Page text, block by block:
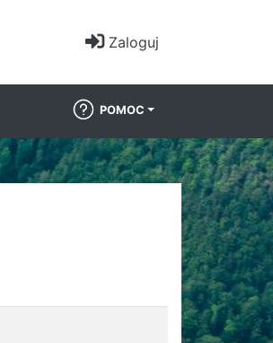
Zaloguj
POMOC